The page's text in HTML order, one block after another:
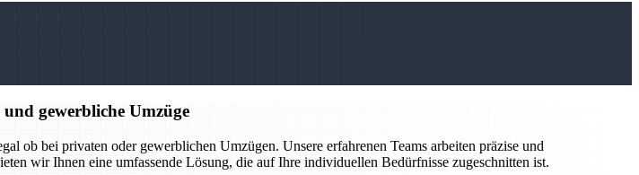
gewerbliche Umzüge
ob bei privaten oder gewerblichen Umzügen. Unsere erfahrenen Teams arbeiten präzise und
wir Ihnen eine umfassende Lösung, die auf Ihre individuellen Bedürfnisse zugeschnitten ist.